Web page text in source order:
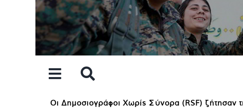
Οι Δημοσιογράφοι Χωρίς Σύνορα (RSF) ζήτησαν